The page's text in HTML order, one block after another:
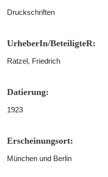
Druckschriften
UrheberIn/BeteiligteR:
Ratzel, Friedrich
Datierung:
1923
Erscheinungsort:
München und Berlin